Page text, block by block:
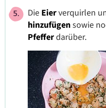
Die Eierverquirlen
hinzufügensowie
Pfefferdarüber.